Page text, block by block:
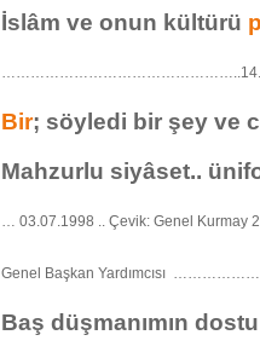
İslâm ve onun kültürü
Bir; söyledi bir şey ve
Mahzurlu siyâset..
… 03.07.1998 .. Çevik: Genel Kurmay
Genel Başkan Yardımcısı
Baş düşmanımın